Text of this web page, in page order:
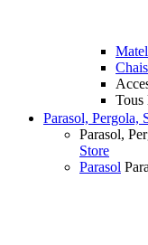
Tous
Parasol, Pergola,
Parasol,
Store
Parasol